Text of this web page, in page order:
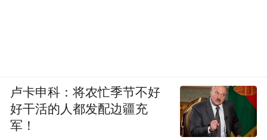
卢卡申科：将农忙季节不好
好干活的人都发配边疆充
军！